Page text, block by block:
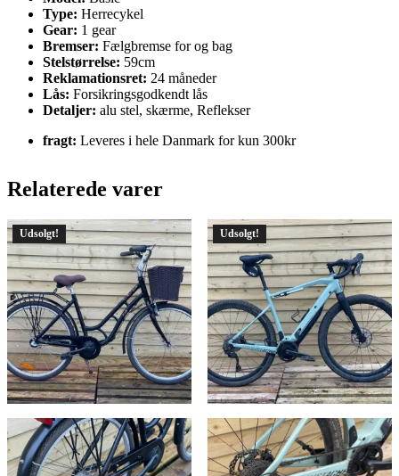
Type: Herrecykel
Gear: 1 gear
Bremser: Fælgbremse for og bag
Stelstørrelse: 59cm
Reklamationsret: 24 måneder
Lås: Forsikringsgodkendt lås
Detaljer: alu stel, skærme, Reflekser
fragt: Leveres i hele Danmark for kun 300kr
Relaterede varer
Udsolgt! Udsolgt!